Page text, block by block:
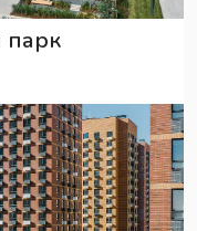
парк